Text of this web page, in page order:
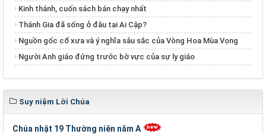
Kinh thánh, cuốn sách bán chạy nhất
Thánh Gia đã sống ở đâu tại Ai Cập?
Nguồn gốc cổ xưa và ý nghĩa sâu sắc của Vòng Hoa Mùa Vọng
Người Anh giáo đứng trước bờ vực của sự ly giáo
Suy niệm Lời Chúa
Chúa nhật 19 Thường niên năm A